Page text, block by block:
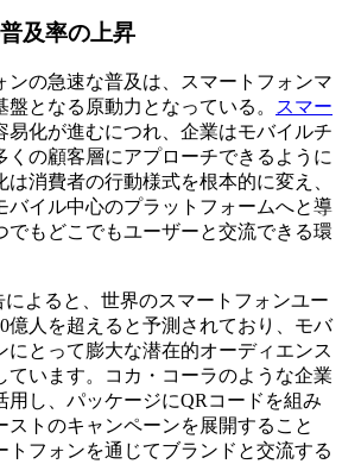
及率の上昇
ンの急速な普及は、スマートフォンマ
となる原動力となっている。
スマー
易化が進むにつれ、企業はモバイルチ
くの顧客層にアプローチできるように
消費者の行動様式を根本的に変え、
バイル中心のプラットフォームへと導
でもどこでもユーザーと交流できる環
によると、世界のスマートフォンユー
億人を超えると予測されており、モバ
にとって膨大な潜在的オーディエンス
ています。コカ・コーラのような企業
用し、パッケージにQRコードを組み
ストのキャンペーンを展開すること
トフォンを通じてブランドと交流する